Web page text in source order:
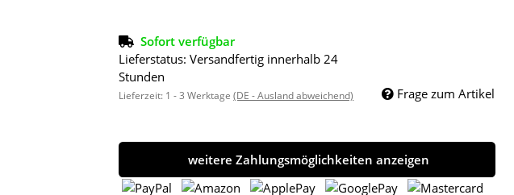
Sofort verfügbar
Lieferstatus: Versandfertig innerhalb 24
Stunden
Lieferzeit: 1 - 3 Werktage(DE - Ausland abweichend) Frage zum Artikel
weitere Zahlungsmöglichkeiten anzeigen